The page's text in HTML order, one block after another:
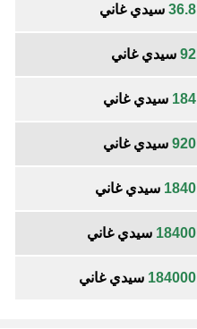
36.8 سيدي غاني
92 سيدي غاني
184 سيدي غاني
920 سيدي غاني
1840 سيدي غاني
18400 سيدي غاني
184000 سيدي غاني